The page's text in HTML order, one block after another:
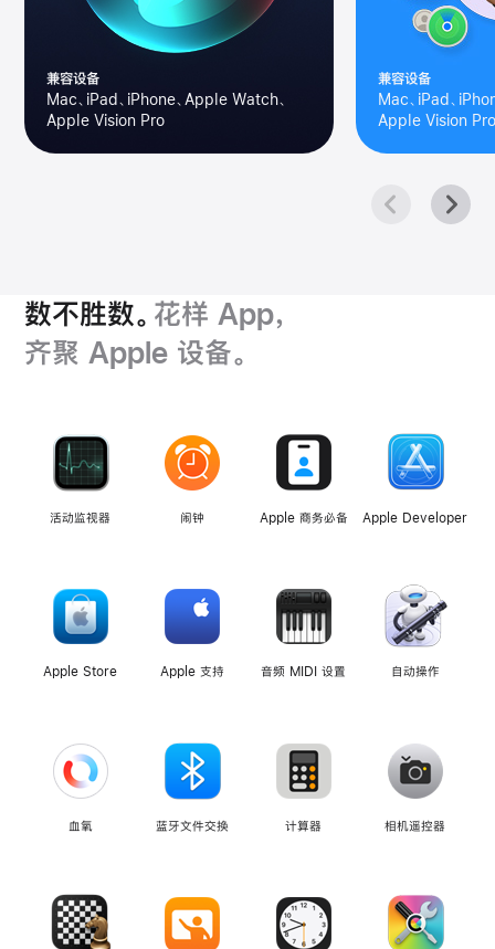
兼容设备
Mac、iPad、iPhone、Apple Watch、
Apple Vision Pro
兼容设备
Mac、iPad、
Apple Vision Pro
数不胜数。 花样 App，
齐聚 Apple 设备。
活动监视器 闹钟 Apple 商务必备 Apple Developer
Apple Store Apple 支持 音频 MIDI 设置 自动操作
血氧 蓝牙文件交换 计算器 相机遥控器